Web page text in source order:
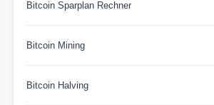
Bitcoin Sparplan Rechner
Bitcoin Mining
Bitcoin Halving